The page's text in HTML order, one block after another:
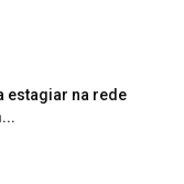
estagiar na rede